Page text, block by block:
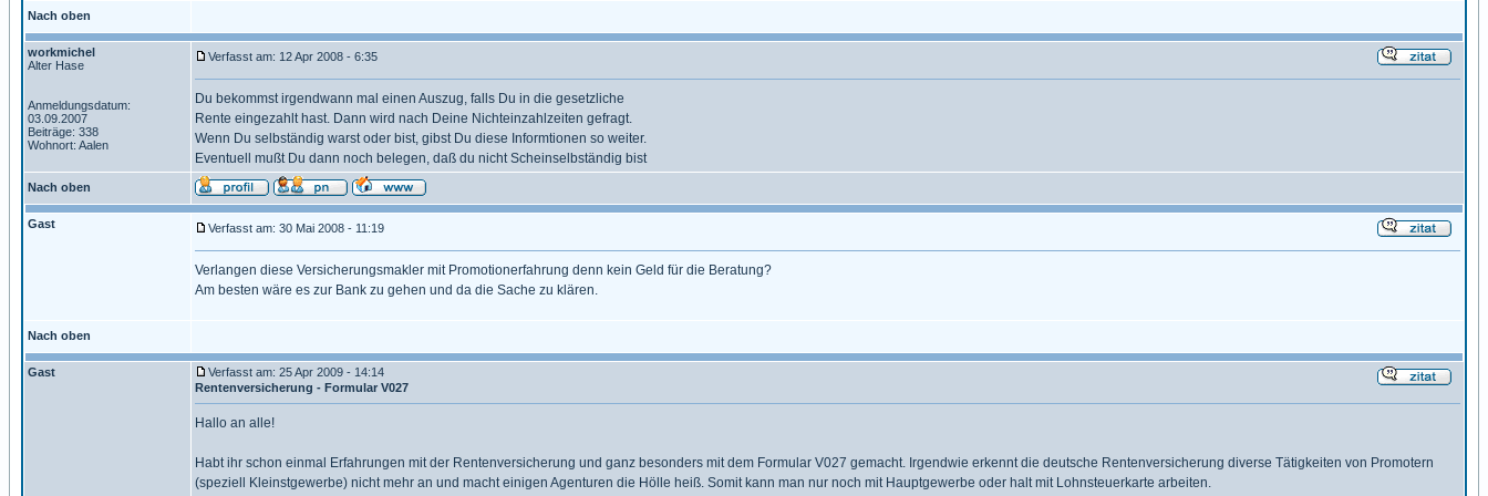
Nach oben
workmichel
Alter Hase
Anmeldungsdatum:
03.09.2007
Beiträge: 338
Wohnort: Aalen
Verfasst am: 12 Apr 2008 - 6:35
Du bekommst irgendwann mal einen Auszug, falls Du in die gesetzliche
Rente eingezahlt hast. Dann wird nach Deine Nichteinzahlzeiten gefragt.
Wenn Du selbständig warst oder bist, gibst Du diese Informtionen so weiter.
Eventuell mußt Du dann noch belegen, daß du nicht Scheinselbständig bist
Nach oben
Gast Verfasst am: 30 Mai 2008 - 11:19
Verlangen diese Versicherungsmakler mit Promotionerfahrung denn kein Geld für die Beratung?
Am besten wäre es zur Bank zu gehen und da die Sache zu klären.
Nach oben
Gast
Verfasst am: 25 Apr 2009 - 14:14
Rentenversicherung - Formular V027
Hallo an alle!
Habt ihr schon einmal Erfahrungen mit der Rentenversicherung und ganz besonders mit dem Formular V027 gemacht. Irgendwie erkennt die deutsche Rentenversicherung diverse Tätigkeiten von Promotern
(speziell Kleinstgewerbe) nicht mehr an und macht einigen Agenturen die Hölle heiß. Somit kann man nur noch mit Hauptgewerbe oder halt mit Lohnsteuerkarte arbeiten.